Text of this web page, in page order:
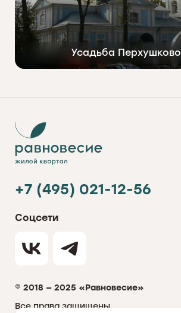
Усадьба Перхушково
+7 (495) 021-12-56
Соцсети
© 2018 — 2025 «Равновесие»
Все права защищены